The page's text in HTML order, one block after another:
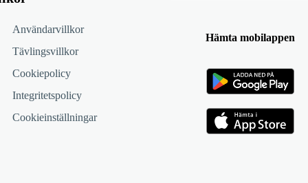
Användarvillkor
Tävlingsvillkor
Cookiepolicy
Integritetspolicy
Cookieinställningar
Hämta mobilappen